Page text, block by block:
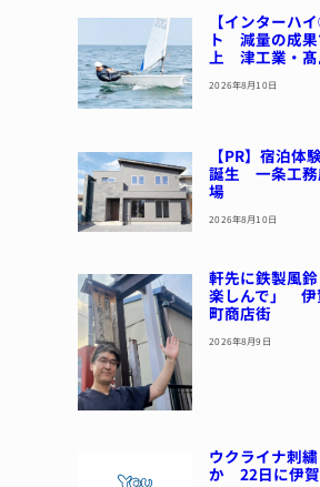
【インターハ
ト 減量の成果
上 津工業・髙
2026年8月10日
【PR】宿泊体
誕生 一条工務
場
2026年8月10日
軒先に鉄製風
楽しんで」 伊
町商店街
2026年8月9日
ウクライナ刺
か 22日に伊賀